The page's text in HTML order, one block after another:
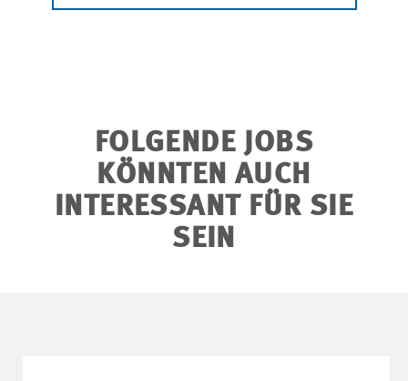
FOLGENDE JOBS
KÖNNTEN AUCH
INTERESSANT FÜR SIE
SEIN